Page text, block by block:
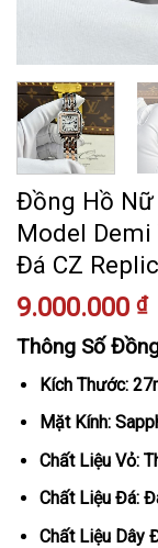
Đồng Hồ
Model
Đá CZ
9.000.000 ₫
Thông Số
Kích Thước:
Mặt Kính:
Chất Liệu Vỏ:
Chất Liệu Đá:
Chất Liệu Dây